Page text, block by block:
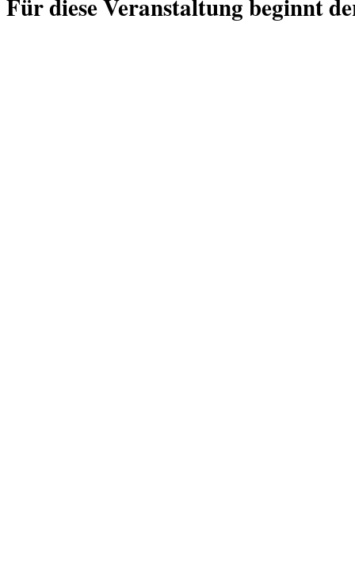
Für diese Veranstaltung beginnt